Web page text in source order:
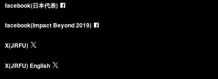
facebook(日本代表)
facebook(Impact Beyond 2019)
X(JRFU)
X(JRFU) English